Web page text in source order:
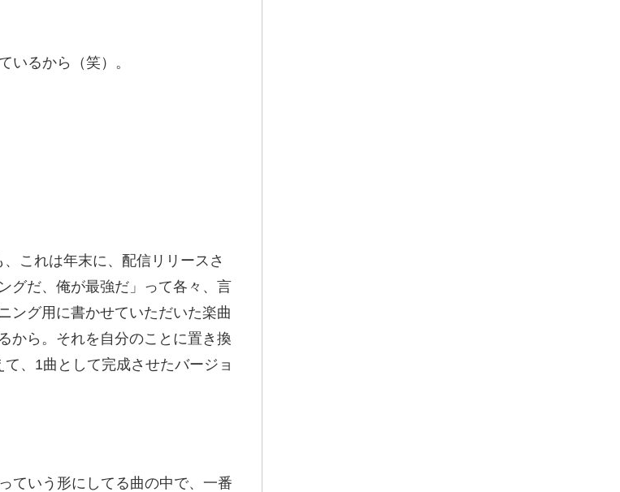
いるから（笑）。
これは年末に、配信リリースさ
グだ、俺が最強だ」って各々、言
ング用に書かせていただいた楽曲
ら。それを自分のことに置き換
、1曲として完成させたバージョ
ていう形にしてる曲の中で、一番